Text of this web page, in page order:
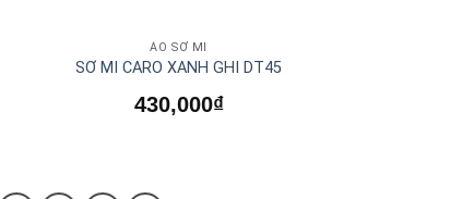
ÁO SƠ MI
SƠ MI CARO XANH GHI DT45
430,000₫